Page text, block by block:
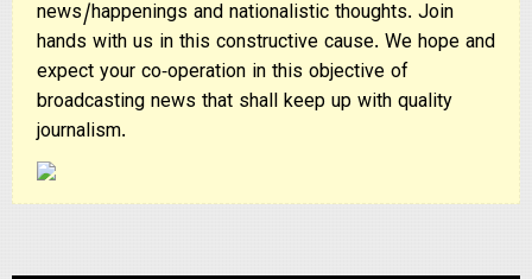
news/happenings and nationalistic thoughts. Join
hands with us in this constructive cause. We hope and
expect your co-operation in this objective of
broadcasting news that shall keep up with quality
journalism.